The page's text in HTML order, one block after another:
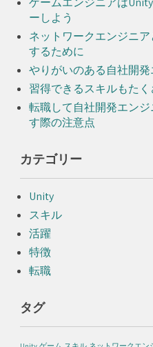
ーしよう
ネットワークエンジニ
するために
やりがいのある自社開
習得できるスキルもたく
転職して自社開発エン
す際の注意点
カテゴリー
Unity
スキル
活躍
特徴
転職
タグ